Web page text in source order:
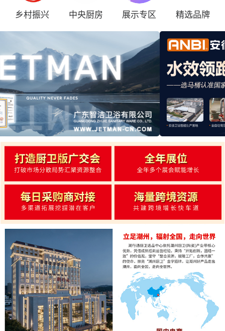
乡村振兴 中央厨房 展示专区 精选品牌